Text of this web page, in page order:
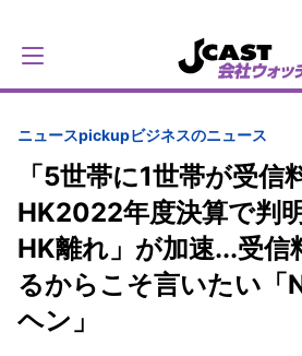
ニュースpickupビジネスのニュース
「5世帯に1世帯が受信
HK2022年度決算で判
HK離れ」が加速...受信
るからこそ言いたい「
ヘン」